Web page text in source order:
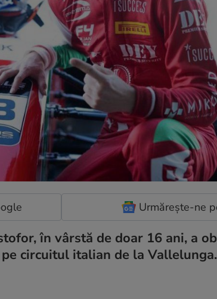
Urmărește-ne
în vârstă de doar 16 ani, a
circuitul italian de la Vallelunga.